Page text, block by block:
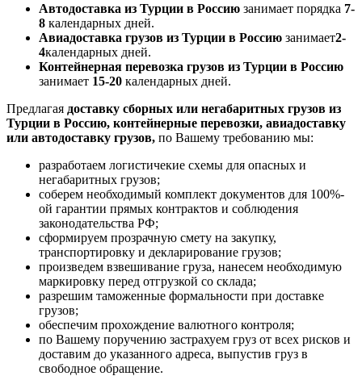
Автодоставка из Турции в Россию занимает порядка 7-
8 календарных дней.
Авиадоставка грузов из Турции в Россию занимает2-
4календарных дней.
Контейнерная перевозка грузов из Турции в Россию
занимает 15-20 календарных дней.
Предлагая доставку сборных или негабаритных грузов из
Турции в Россию, контейнерные перевозки, авиадоставку
или автодоставку грузов, по Вашему требованию мы:
разработаем логистичекие схемы для опасных и
негабаритных грузов;
соберем необходимый комплект документов для 100%-
ой гарантии прямых контрактов и соблюдения
законодательства РФ;
сформируем прозрачную смету на закупку,
транспортировку и декларирование грузов;
произведем взвешивание груза, нанесем необходимую
маркировку перед отгрузкой со склада;
разрешим таможенные формальности при доставке
грузов;
обеспечим прохождение валютного контроля;
по Вашему поручению застрахуем груз от всех рисков и
доставим до указанного адреса, выпустив груз в
свободное обращение.